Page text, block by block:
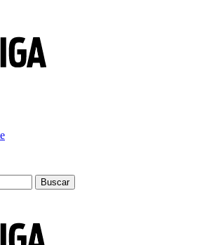
Buscar